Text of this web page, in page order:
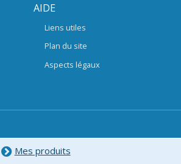
AIDE
Liens utiles
Plan du site
Aspects légaux
Mes produits